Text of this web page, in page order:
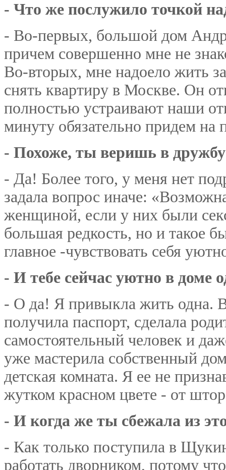
- Что же послужило точкой
- Во-первых, большой дом
причем совершенно мне не
Во-вторых, мне надоело жить
снять квартиру в Москве. Он
полностью устраивают наши
минуту обязательно придем на
- Похоже, ты веришь в
- Да! Более того, у меня нет
задала вопрос иначе:
женщиной, если у них были
большая редкость, но и такое
главное -чувствовать себя
- И тебе сейчас уютно в доме
- О да! Я привыкла жить одна.
получила паспорт, сделала
самостоятельный человек и
уже мастерила собственный
детская комната. Я ее не
жутком красном цвете - от
- И когда же ты сбежала из
- Как только поступила в
работать дворником, потому